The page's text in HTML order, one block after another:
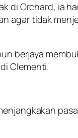
di Orchard, ia
agar tidak
berjaya
Clementi.